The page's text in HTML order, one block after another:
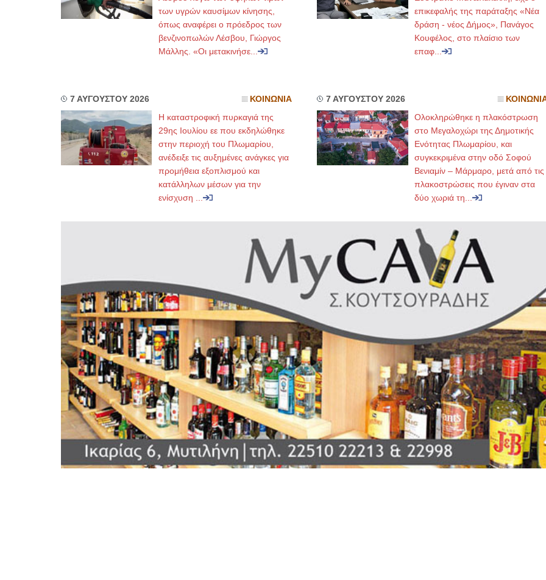
των υγρών καυσίμων κίνησης,
όπως αναφέρει ο πρόεδρος των
βενζινοπωλών Λέσβου, Γιώργος
Μάλλης. «Οι μετακινήσε...
επικεφαλής της παράταξης «Νέα
δράση - νέος Δήμος», Πανάγος
Κουφέλος, στο πλαίσιο των
επαφ...
7 ΑΥΓΟΥΣΤΟΥ 2026 ΚΟΙΝΩΝΙΑ
Η καταστροφική πυρκαγιά της
29ης Ιουλίου εε που εκδηλώθηκε
στην περιοχή του Πλωμαρίου,
ανέδειξε τις αυξημένες ανάγκες για
προμήθεια εξοπλισμού και
κατάλληλων μέσων για την
ενίσχυση ...
7 ΑΥΓΟΥΣΤΟΥ 2026
Ολοκληρώθηκε η πλακόστρωση
στο Μεγαλοχώρι της Δημοτικής
Ενότητας Πλωμαρίου, και
συγκεκριμένα στην οδό Σοφού
Βενιαμίν – Μάρμαρο, μετά από τις
πλακοστρώσεις που έγιναν στα
δύο χωριά τη...